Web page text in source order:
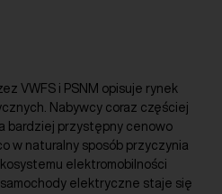
VWFS i PSNM opisuje rynek
Nabywcy coraz częściej
bardziej przystępny cenowo
w naturalny sposób przyczynia
elektromobilności
elektryczne staje się